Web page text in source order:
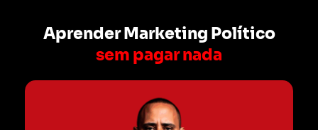
Aprender Marketing Político
sem pagar nada